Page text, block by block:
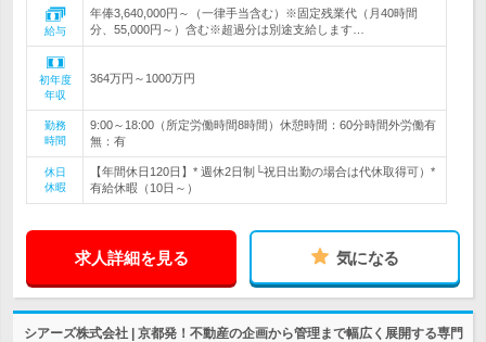
給与
年俸3,640,000円～（一律手当含む）※固定残業代（月40時間
分、55,000円～）含む※超過分は別途支給します…
初年度
年収
364万円～1000万円
勤務
時間
9:00～18:00（所定労働時間8時間）休憩時間：60分時間外労働有
無：有
休日
休暇
【年間休日120日】* 週休2日制└祝日出勤の場合は代休取得可）*
有給休暇（10日～）
求人詳細を見る 気になる
シアーズ株式会社 | 京都発！不動産の企画から管理まで幅広く展開する専門